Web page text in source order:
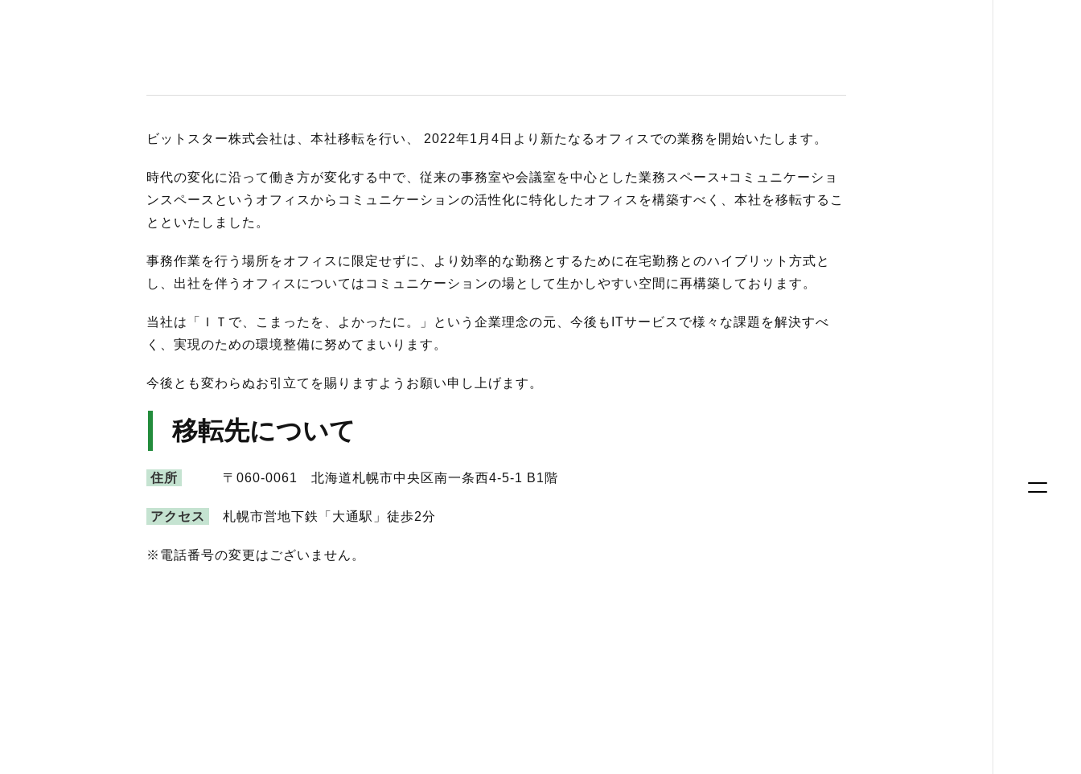
ACTION
ビットスター株式会社は、本社移転を行い、 2022年1月4日より新たなるオフィスでの業務を開始いたします。
時代の変化に沿って働き方が変化する中で、従来の事務室や会議室を中心とした業務スペース+コミュニケーショ
ンスペースというオフィスからコミュニケーションの活性化に特化したオフィスを構築すべく、本社を移転するこ
とといたしました。
事務作業を行う場所をオフィスに限定せずに、より効率的な勤務とするために在宅勤務とのハイブリット方式と
し、出社を伴うオフィスについてはコミュニケーションの場として生かしやすい空間に再構築しております。
当社は「ＩＴで、こまったを、よかったに。」という企業理念の元、今後もITサービスで様々な課題を解決すべ
く、実現のための環境整備に努めてまいります。
今後とも変わらぬお引立てを賜りますようお願い申し上げます。
移転先について
住所 〒060-0061 北海道札幌市中央区南一条西4-5-1 B1階
アクセス 札幌市営地下鉄「大通駅」徒歩2分
※電話番号の変更はございません。